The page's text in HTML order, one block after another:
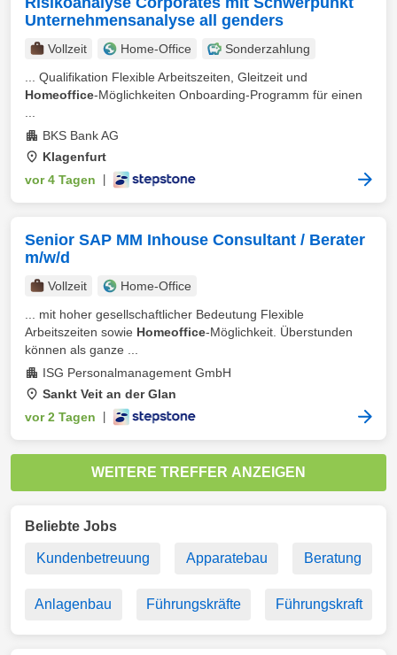
Unternehmensanalyse all genders
Vollzeit Home-Office
Sonderzahlung
... Qualifikation Flexible Arbeitszeiten, Gleitzeit und
Homeoffice-Möglichkeiten Onboarding-Programm für einen
BKS Bank AG
Klagenfurt
vor 4 Tagen
Senior SAP MM Inhouse Consultant / Berater
m/w/d
Vollzeit
Home-Office
... mit hoher gesellschaftlicher Bedeutung Flexible
Arbeitszeiten sowie Homeoffice-Möglichkeit. Überstunden
können als ganze ...
ISG Personalmanagement GmbH
Sankt Veit an der Glan
vor 2 Tagen
WEITERE TREFFER ANZEIGEN
Beliebte Jobs
Kundenbetreuung Apparatebau Beratung
Anlagenbau Führungskräfte Führungskraft